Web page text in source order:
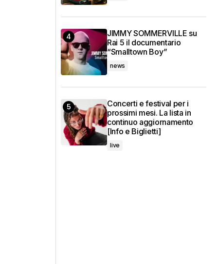
JIMMY SOMMERVILLE su
Rai 5 il documentario
“Smalltown Boy”
news
Concerti e festival per i
prossimi mesi. La lista in
continuo aggiornamento
[Info e Biglietti]
live